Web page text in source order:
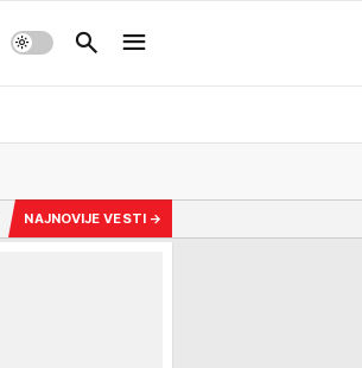
SRPSKI HALAND DAO GOL U ELITI SA SAMO 15
NAJNOVIJE VESTI →